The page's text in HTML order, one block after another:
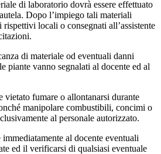
di laboratorio dovrà essere effettuato
Dopo l’impiego tali materiali
locali o consegnati all’assistente
di materiale od eventuali danni
piante vanno segnalati al docente ed al
vietato fumare o allontanarsi durante
manipolare combustibili, concimi o
al personale autorizzato.
immediatamente al docente eventuali
ed il verificarsi di qualsiasi eventuale